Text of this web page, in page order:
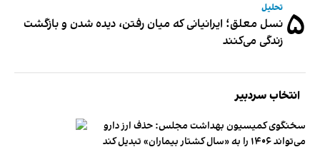
۵ تحلیل
نسل معلق؛ ایرانیانی که میان رفتن، دیده شدن و بازگشت
زندگی می‌کنند
انتخاب سردبیر
سخنگوی کمیسیون بهداشت مجلس: حذف ارز دارو
می‌تواند ۱۴۰۶ را به «سال کشتار بیماران» تبدیل کند